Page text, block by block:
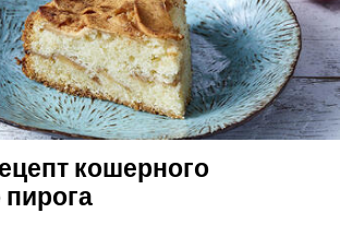
кошерного